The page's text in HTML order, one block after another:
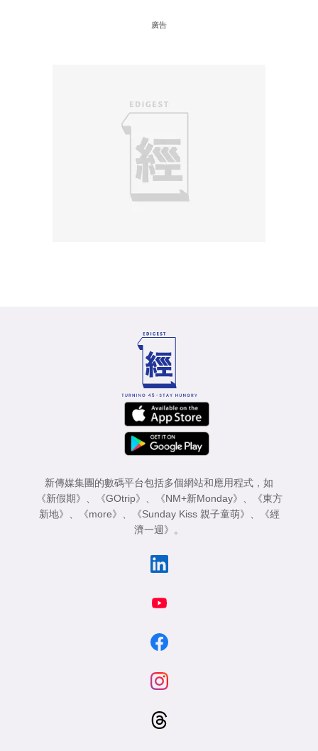
廣告
新傳媒集團的數碼平台包括多個網站和應用程式，如
《新假期》
《GOtrip》 《NM+新Monday》
《東方
新地》
《more》 《Sunday Kiss 親子童萌》
《經
濟一週》
。